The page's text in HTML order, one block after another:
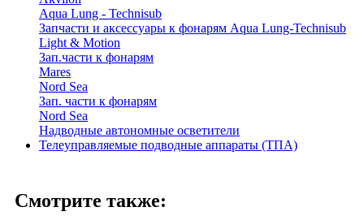
Aqua Lung - Technisub
Запчасти и аксессуары к фонарям Aqua Lung-Technisub
Light & Motion
Зап.части к фонарям
Mares
Nord Sea
Зап. части к фонарям
Nord Sea
Надводные автономные осветители
Телеуправляемые подводные аппараты (ТПА)
Смотрите также: